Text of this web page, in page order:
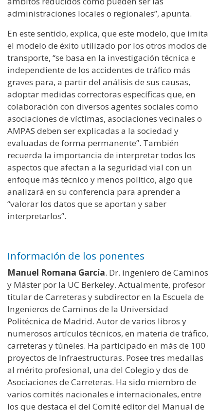
administraciones locales o regionales”, apunta.
En este sentido, explica, que este modelo, que imita
el modelo de éxito utilizado por los otros modos de
transporte, “se basa en la investigación técnica e
independiente de los accidentes de tráfico más
graves para, a partir del análisis de sus causas,
adoptar medidas correctoras específicas que, en
colaboración con diversos agentes sociales como
asociaciones de víctimas, asociaciones vecinales o
AMPAS deben ser explicadas a la sociedad y
evaluadas de forma permanente”. También
recuerda la importancia de interpretar todos los
aspectos que afectan a la seguridad vial con un
enfoque más técnico y menos político, algo que
analizará en su conferencia para aprender a
“valorar los datos que se aportan y saber
interpretarlos”.
Información de los ponentes
Manuel Romana García. Dr. ingeniero de Caminos
y Máster por la UC Berkeley. Actualmente, profesor
titular de Carreteras y subdirector en la Escuela de
Ingenieros de Caminos de la Universidad
Politécnica de Madrid. Autor de varios libros y
numerosos artículos técnicos, en materia de tráfico,
carreteras y túneles. Ha participado en más de 100
proyectos de Infraestructuras. Posee tres medallas
al mérito profesional, una del Colegio y dos de
Asociaciones de Carreteras. Ha sido miembro de
varios comités nacionales e internacionales, entre
los que destaca el del Comité editor del Manual de